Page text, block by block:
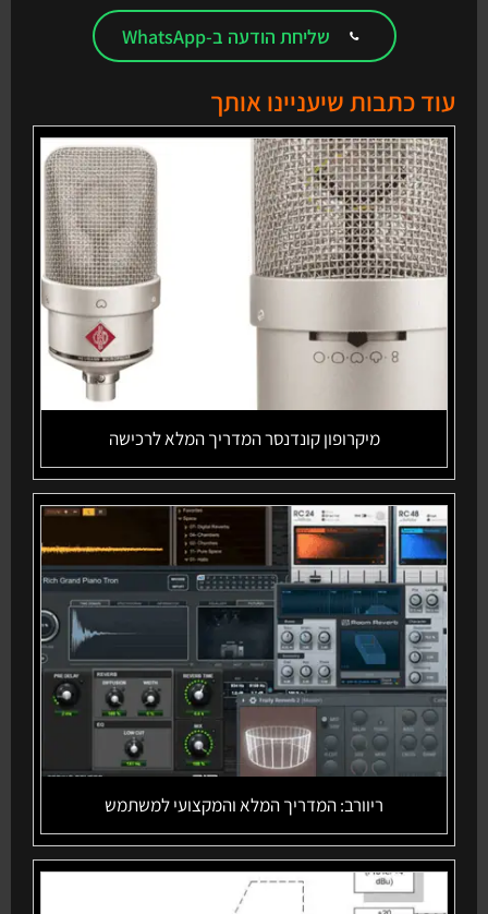
שליחת הודעה ב-WhatsApp
עוד כתבות שיעניינו אותך
מיקרופון קונדנסר המדריך המלא לרכישה
ריוורב: המדריך המלא והמקצועי למשתמש